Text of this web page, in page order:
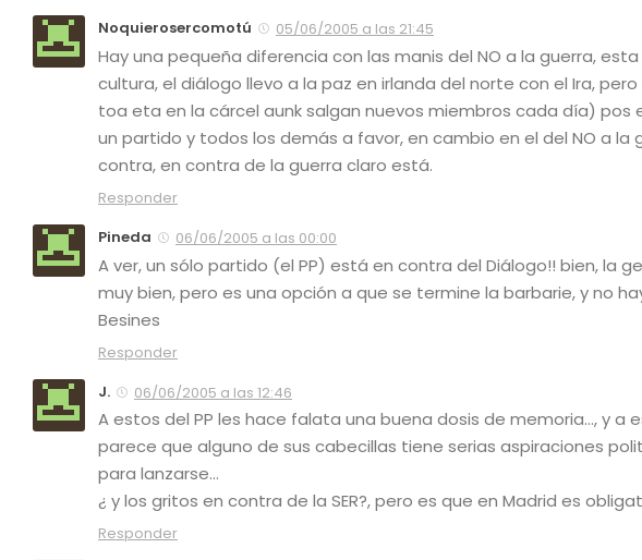
Noquierosercomotú
05/06/2005 a las 21:45
Hay una pequeña diferencia con las manis del NO a la guerra,
cultura, el diálogo llevo a la paz en irlanda del norte con el Ira,
toa eta en la cárcel aunk salgan nuevos miembros cada día)
un partido y todos los demás a favor, en cambio en el del NO a
contra, en contra de la guerra claro está.
Responder
Pineda
06/06/2005 a las 00:00
A ver, un sólo partido (el PP) está en contra del Diálogo!! bien, la
muy bien, pero es una opción a que se termine la barbarie, y no
Besines
Responder
J.
06/06/2005 a las 12:46
A estos del PP les hace falata una buena dosis de memoria…, y a
parece que alguno de sus cabecillas tiene serias aspiraciones
para lanzarse…
¿ y los gritos en contra de la SER?, pero es que en Madrid es
Responder